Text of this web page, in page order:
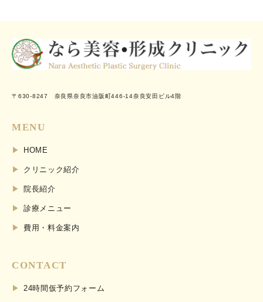
〒630-8247 奈良県奈良市油阪町446-14奈良安田ビル4階
MENU
HOME
クリニック紹介
院長紹介
診療メニュー
費用・料金案内
CONTACT
24時間仮予約フォーム